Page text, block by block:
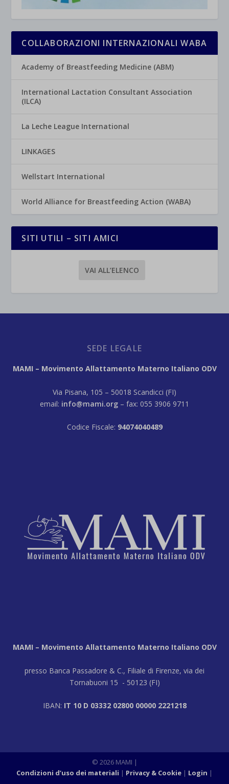
COLLABORAZIONI INTERNAZIONALI WABA
Academy of Breastfeeding Medicine (ABM)
International Lactation Consultant Association
(ILCA)
La Leche League International
LINKAGES
Wellstart International
World Alliance for Breastfeeding Action (WABA)
SITI UTILI – SITI AMICI
VAI ALL’ELENCO
SEDE LEGALE
MAMI – Movimento Allattamento Materno Italiano ODV
Via Pisana, 105 – 50018 Scandicci (FI)
email: info@mami.org – fax: 055 3906 9711
Codice Fiscale: 94074040489
MAMI – Movimento Allattamento Materno Italiano ODV
presso Banca Passadore & C., Filiale di Firenze, via dei
Tornabuoni 15 - 50123 (FI)
IBAN: IT 10 D 03332 02800 00000 2221218
© 2026 MAMI |
Condizioni d’uso dei materiali
Privacy & Cookie Login |